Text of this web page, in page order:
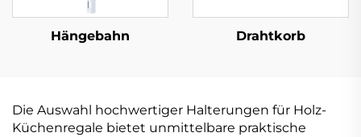
Hängebahn Drahtkorb
Die Auswahl hochwertiger Halterungen für Holz-
Küchenregale bietet unmittelbare praktische